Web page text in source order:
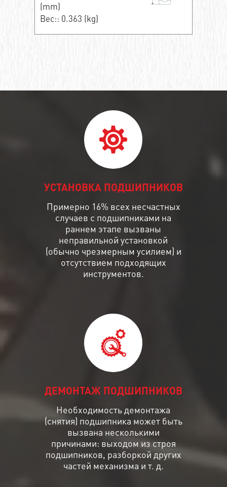
(mm)
Вес:: 0.363 (kg)
УСТАНОВКА ПОДШИПНИКОВ
Примерно 16% всех несчастных
случаев с подшипниками на
раннем этапе вызваны
неправильной установкой
(обычно чрезмерным усилием) и
отсутствием подходящих
инструментов.
ДЕМОНТАЖ ПОДШИПНИКОВ
Необходимость демонтажа
(снятия) подшипника может быть
вызвана несколькими
причинами: выходом из строя
подшипников, разборкой других
частей механизма и т. д.